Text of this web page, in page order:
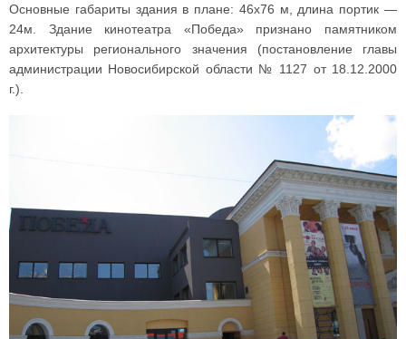
Основные габариты здания в плане: 46x76 м, длина портик —
24м. Здание кинотеатра «Победа» признано памятником
архитектуры регионального значения (постановление главы
администрации Новосибирской области № 1127 от 18.12.2000
г.).